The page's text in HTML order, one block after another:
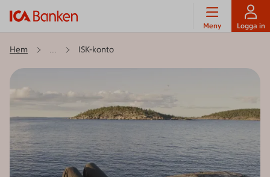
Meny Logga in
Hem ... ISK-konto